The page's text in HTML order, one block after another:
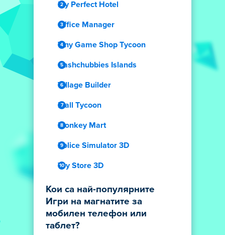
My Perfect Hotel
Office Manager
Tiny Game Shop Tycoon
Cashchubbies Islands
Village Builder
Mall Tycoon
Monkey Mart
Police Simulator 3D
Toy Store 3D
Кои са най-популярните
Игри на магнатите за
мобилен телефон или
таблет?